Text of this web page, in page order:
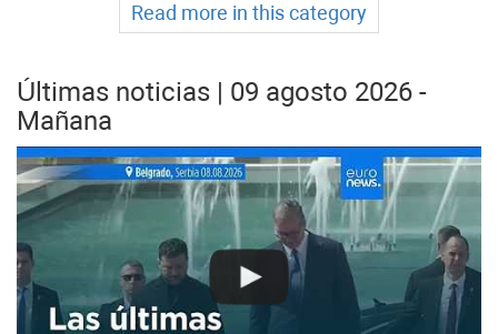
Read more in this category
Últimas noticias | 09 agosto 2026 -
Mañana